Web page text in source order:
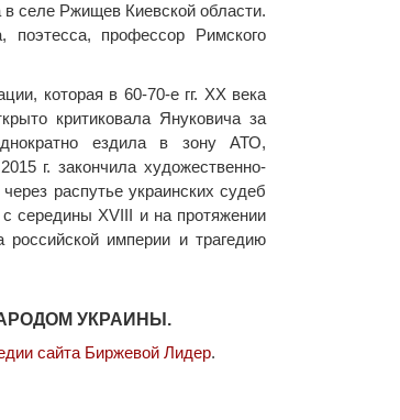
в селе Ржищев Киевской области.
поэтесса, профессор Римского
которая в 60-70-е гг. XX века
критиковала Януковича за
ездила в зону АТО,
г. закончила художественно-
распутье украинских судеб
середины XVIII и на протяжении
империи и трагедию
УКРАИНЫ.
сайта Биржевой Лидер.